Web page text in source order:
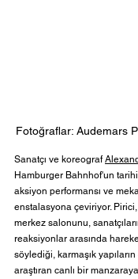
Fotoğraflar: Audemars
Sanatçı ve koreograf
Hamburger Bahnhof'un
aksiyon performansı ve
enstalasyona çeviriyor.
merkez salonunu,
reaksiyonlar arasında
söylediği, karmaşık yapıların
araştıran canlı bir